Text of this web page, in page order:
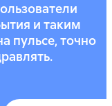
и таким
пульсе, точно